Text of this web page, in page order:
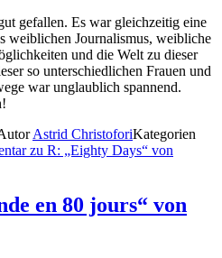
gefallen. Es war gleichzeitig eine
weiblichen Journalismus, weibliche
und die Welt zu dieser
so unterschiedlichen Frauen und
war unglaublich spannend.
Astrid ChristoforiKategorien
zu R: „Eighty Days“ von
en 80 jours“ von